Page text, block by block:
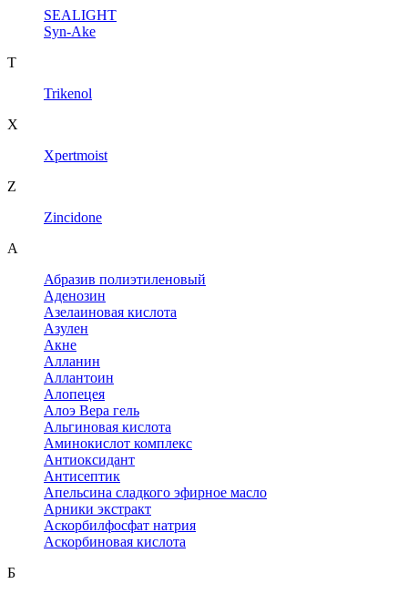
SEALIGHT
Syn-Ake
T
Trikenol
X
Xpertmoist
Z
Zincidone
А
Абразив полиэтиленовый
Аденозин
Азелаиновая кислота
Азулен
Акне
Алланин
Аллантоин
Алопецея
Алоэ Вера гель
Альгиновая кислота
Аминокислот комплекс
Антиоксидант
Антисептик
Апельсина сладкого эфирное масло
Арники экстракт
Аскорбилфосфат натрия
Аскорбиновая кислота
Б